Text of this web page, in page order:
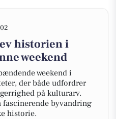
historien i
weekend
weekend i
der både udfordrer
på kulturarv.
byvandring
historie.